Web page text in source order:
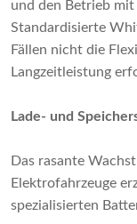
und den Betrieb mit
Standardisierte
Fällen nicht die
Langzeitleistung
Lade- und
Das rasante
Elektrofahrzeuge
spezialisierten